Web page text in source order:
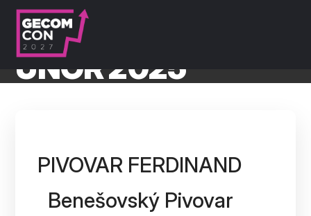
ÚNOR 2025
PIVOVAR FERDINAND
Benešovský Pivovar